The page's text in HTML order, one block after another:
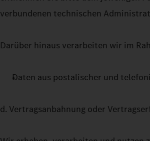
verbundenen technischen
Darüber hinaus verarbeiten wir im
Daten aus postalischer und
d. Vertragsanbahnung oder